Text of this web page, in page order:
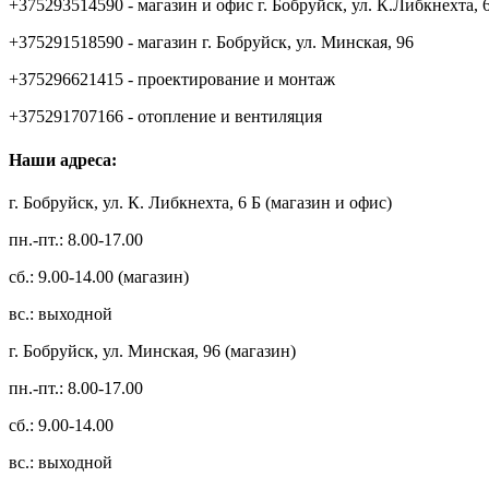
+375293514590 - магазин и офис г. Бобруйск, ул. К.Либкнехта,
+375291518590 - магазин г. Бобруйск, ул. Минская, 96
+375296621415 - проектирование и монтаж
+375291707166 - отопление и вентиляция
Наши адреса:
г. Бобруйск, ул. К. Либкнехта, 6 Б (магазин и офис)
пн.-пт.: 8.00-17.00
сб.: 9.00-14.00 (магазин)
вс.: выходной
г. Бобруйск, ул. Минская, 96 (магазин)
пн.-пт.: 8.00-17.00
сб.: 9.00-14.00
вс.: выходной